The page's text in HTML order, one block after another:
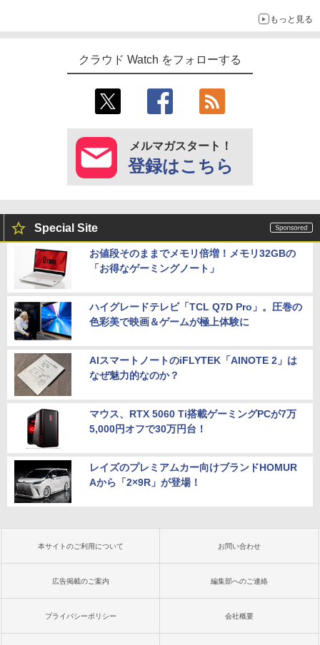
もっと見る
クラウド Watch をフォローする
メルマガスタート！
登録はこちら
Special Site
お値段そのままでメモリ倍増！メモリ32GBの
「お得なゲーミングノート」
ハイグレードテレビ「TCL Q7D Pro」。圧巻の
色彩美で映画＆ゲームが極上体験に
AIスマートノートのiFLYTEK「AINOTE 2」は
なぜ魅力的なのか？
マウス、RTX 5060 Ti搭載ゲーミングPCが7万
5,000円オフで30万円台！
レイズのプレミアムカー向けブランドHOMUR
Aから「2×9R」が登場！
本サイトのご利用について お問い合わせ
広告掲載のご案内 編集部へのご連絡
プライバシーポリシー 会社概要